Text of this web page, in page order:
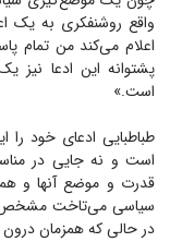
واقع روشنفکری به یک‌
اعلام می‌کند من تمام
پشتوانه این ادعا
است.»
طباطبایی ادعای خود
است و نه جایی در
قدرت و موضع آنها و
سیاسی می‌تاخت مشخص
در حالی که همزمان